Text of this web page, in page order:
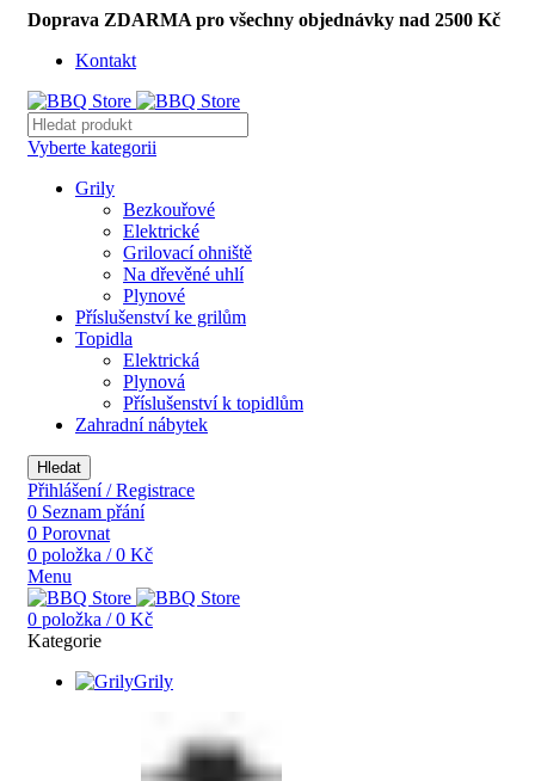
Doprava ZDARMA pro všechny objednávky nad 2500 Kč
Kontakt
Vyberte kategorii
Grily
Bezkouřové
Elektrické
Grilovací ohniště
Na dřevěné uhlí
Plynové
Příslušenství ke grilům
Topidla
Elektrická
Plynová
Příslušenství k topidlům
Zahradní nábytek
Hledat
Přihlášení / Registrace
0 Seznam přání
0 Porovnat
0 položka / 0 Kč
Menu
0 položka / 0 Kč
Kategorie
Grily